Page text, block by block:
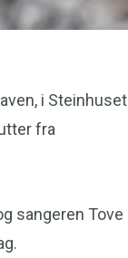
i Steinhuset
fra
sangeren Tove